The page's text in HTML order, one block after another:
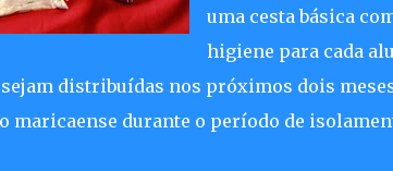
uma cesta básica
higiene para cada
distribuídas nos próximos dois
maricaense durante o período de